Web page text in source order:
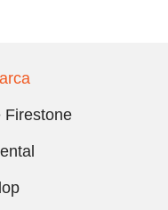
Firestone